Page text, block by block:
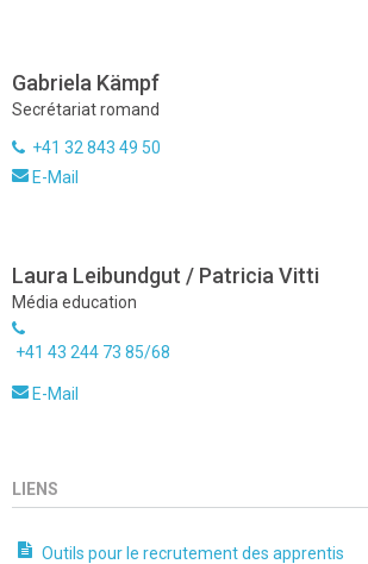
Gabriela Kämpf
Secrétariat romand
+41 32 843 49 50
E-Mail
Laura Leibundgut / Patricia Vitti
Média education
+41 43 244 73 85/68
E-Mail
LIENS
Outils pour le recrutement des apprentis